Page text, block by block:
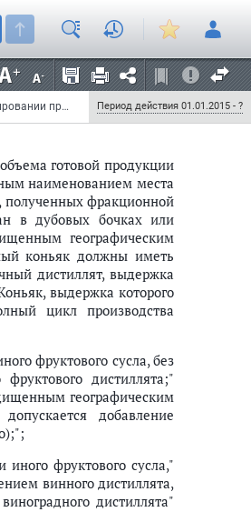
Федеральный закон от 31 декабря 2014 г. N 490-ФЗ "О внесении изменений в Федеральный закон "О государственном регулировании производства и оборота этилового спирта, алкогольной и спиртосодержащей продукции и об ограничении потребления (распития) алкогольной продукции" и внесении изменений в отдельные законодательные акты Российской Федерации" Период действия 01.01.2015 - ?
готовой продукции
наименованием места
полученных фракционной
в дубовых бочках или
географическим
коньяк должны иметь
дистиллят, выдержка
выдержка которого
цикл производства
фруктового сусла, без
дистиллята;"
географическим
добавление
иного фруктового сусла,"
винного дистиллята,
дистиллята"